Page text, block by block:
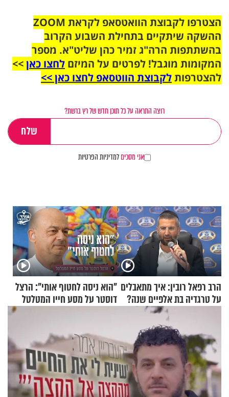
הצטרפו לקבוצת הוואטסאפ לקראת ZOOM
ההשקה שיתקיים בתחילת השבוע הקרוב
בהשתתפות הרה"ג זמיר כהן שליט"א. מספר
המקומות מוגבל! לפרטים על המיזם לחצו כאן>>
להצטרפותלקבוצת הווטסאפ לחצו כאן >>
רוצה התראה על כל תוכן חדש של רץ ברשת?
אני מסכיםלמדיניות הפרטיות
הרב רפאל רובין: איך מתאבלים
על טרגדיה בת אלפיים שנה?
"הוא ניסה לחטוף אותי": הרצל
דוסטר על מסע חייו המטלטל